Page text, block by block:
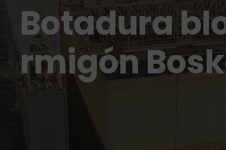
Botadura
rmigón